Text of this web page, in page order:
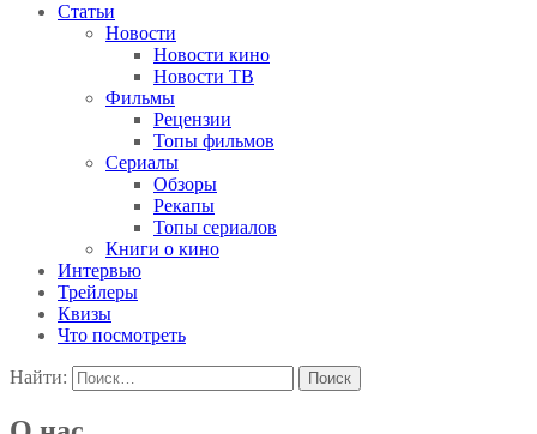
Статьи
Новости
Новости кино
Новости ТВ
Фильмы
Рецензии
Топы фильмов
Сериалы
Обзоры
Рекапы
Топы сериалов
Книги о кино
Интервью
Трейлеры
Квизы
Что посмотреть
Найти: